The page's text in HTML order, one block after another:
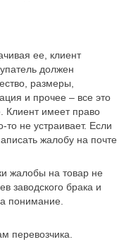
ее, клиент
должен
размеры,
и прочее – все это
Клиент имеет право
то не устраивает. Если
жалобу на почте
жалобы на товар не
заводского брака и
понимание.
перевозчика.